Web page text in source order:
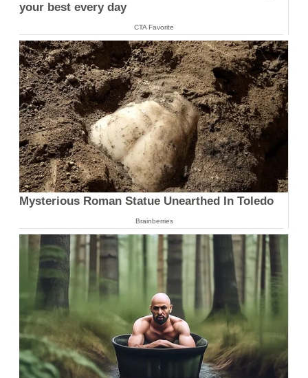
your best every day
CTA Favorite
Mysterious Roman Statue Unearthed In Toledo
Brainberries